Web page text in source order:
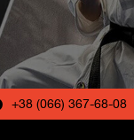
+38 (066) 367-68-08